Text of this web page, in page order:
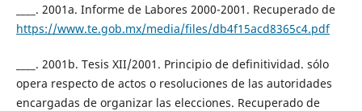
____. 2001a. Informe de Labores 2000-2001. Recuperado de
https://www.te.gob.mx/media/files/db4f15acd8365c4.pdf
____. 2001b. Tesis XII/2001. Principio de definitividad. sólo
opera respecto de actos o resoluciones de las autoridades
encargadas de organizar las elecciones. Recuperado de